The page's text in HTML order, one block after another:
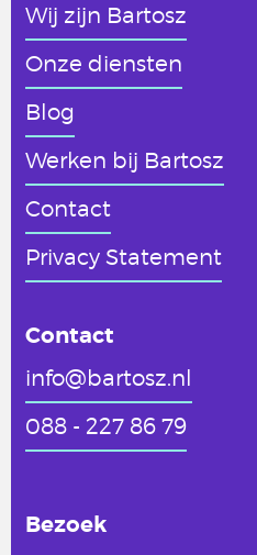
Wij zijn Bartosz
Onze diensten
Blog
Werken bij Bartosz
Contact
Privacy Statement
Contact
info@bartosz.nl
088 - 227 86 79
Bezoek